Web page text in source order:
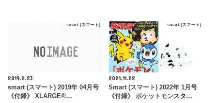
smart (スマート)
2019.2.23
smart (スマート) 2019年 04月号
《付録》 XLARGE®…
smart (スマート)
2021.11.22
Smart (スマート) 2022年 1月号
《付録》 ポケットモンスタ…